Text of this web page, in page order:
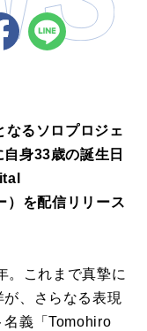
なるソロプロジェ
身33歳の誕生日
）を配信リリース
。これまで真摯に
、さらなる表現
名義「Tomohiro